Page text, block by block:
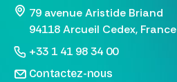
79 avenue Aristide Briand
94118 Arcueil Cedex, France
+33 1 41 98 34 00
Contactez-nous